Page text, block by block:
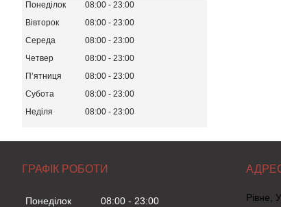
Понеділок 08:00
23:00
Вівторок
08:00
23:00
Середа
08:00
23:00
Четвер
08:00
23:00
Пʼятниця
08:00
23:00
Субота
08:00
23:00
Неділя
08:00 23:00
ГРАФІК РОБОТИ
Понеділок 08:00
23:00
Рівне,